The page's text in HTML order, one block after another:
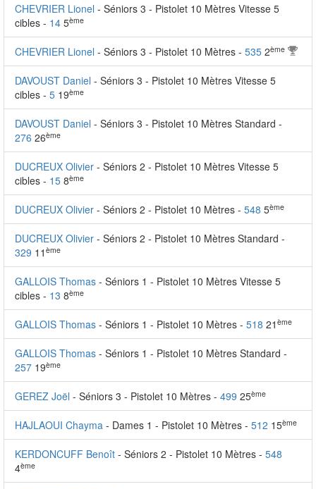
CHEVRIER Lionel - Séniors 3 - Pistolet 10 Mètres Vitesse 5
cibles - 14 5ème
CHEVRIER Lionel - Séniors 3 - Pistolet 10 Mètres - 535 2ème
DAVOUST Daniel - Séniors 3 - Pistolet 10 Mètres Vitesse 5
cibles - 5 19ème
DAVOUST Daniel - Séniors 3 - Pistolet 10 Mètres Standard -
276 26ème
DUCREUX Olivier - Séniors 2 - Pistolet 10 Mètres Vitesse 5
cibles - 15 8ème
DUCREUX Olivier - Séniors 2 - Pistolet 10 Mètres - 548 5ème
DUCREUX Olivier - Séniors 2 - Pistolet 10 Mètres Standard -
329 11 ème
GALLOIS Thomas - Séniors 1 - Pistolet 10 Mètres Vitesse 5
cibles - 13 8ème
GALLOIS Thomas - Séniors 1 - Pistolet 10 Mètres - 518 21 ème
GALLOIS Thomas - Séniors 1 - Pistolet 10 Mètres Standard -
257 19ème
GEREZ Joël - Séniors 3 - Pistolet 10 Mètres - 499 25ème
HAJLAOUI Chayma - Dames 1 - Pistolet 10 Mètres - 512 15ème
KERDONCUFF Benoît - Séniors 2 - Pistolet 10 Mètres - 548
4ème